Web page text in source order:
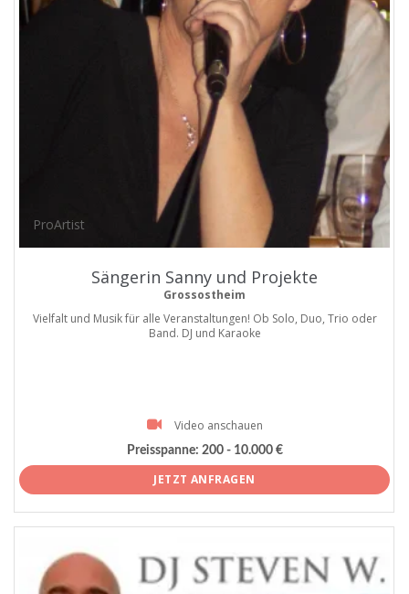
ProArtist
Sängerin Sanny und Projekte
Grossostheim
Vielfalt und Musik für alle Veranstaltungen! Ob Solo, Duo, Trio oder
Band. DJ und Karaoke
Video anschauen
Preisspanne: 200 - 10.000 €
JETZT ANFRAGEN